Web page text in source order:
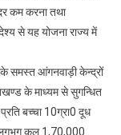
कम करना तथा
से यह योजना राज्य में
समस्त आंगनवाड़ी केन्द्रों
के माध्यम से सुगन्धित
बच्चा 10ग्रा0 दूध
लगभग कुल 1,70,000